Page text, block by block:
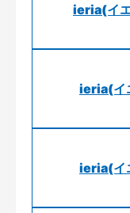
ieria(イ
ieria(イ
ieria(イ